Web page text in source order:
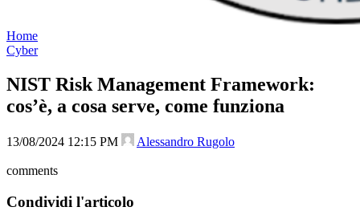
Home
Cyber
NIST Risk Management Framework:
cos’è, a cosa serve, come funziona
13/08/2024 12:15 PM Alessandro Rugolo
comments
Condividi l'articolo